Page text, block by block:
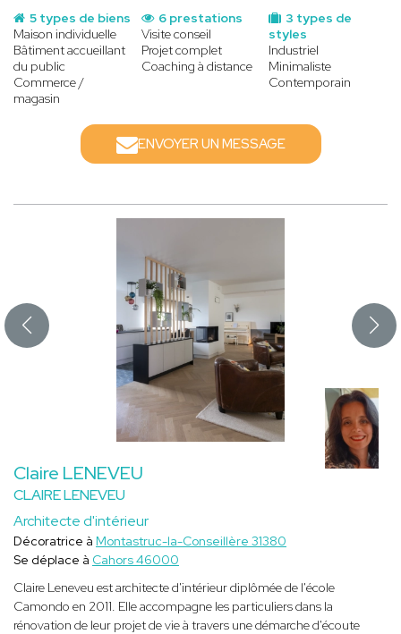
5 types de biens
Maison individuelle
Bâtiment accueillant
du public
Commerce /
magasin
3 types de
styles
Industriel
Minimaliste
Contemporain
6 prestations
Visite conseil
Projet complet
Coaching à distance
ENVOYER UN MESSAGE
Claire LENEVEU
CLAIRE LENEVEU
Architecte d'intérieur
Décoratrice à Montastruc-la-Conseillère 31380
Se déplace à Cahors 46000
Claire Leneveu est architecte d'intérieur diplômée de l'école
Camondo en 2011. Elle accompagne les particuliers dans la
rénovation de leur projet de vie à travers une démarche d'écoute